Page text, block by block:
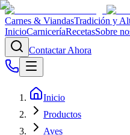
Carnes & ViandasTradición y
InicioCarniceríaRecetasSobre
Contactar Ahora
Inicio
Productos
Aves